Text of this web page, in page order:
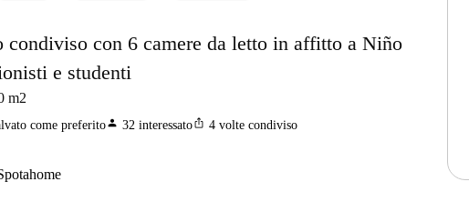
condiviso con 6 camere da letto in affitto a Niño
e studenti
m2
come preferitoperson 32 interessatoios_share 4 volte condiviso